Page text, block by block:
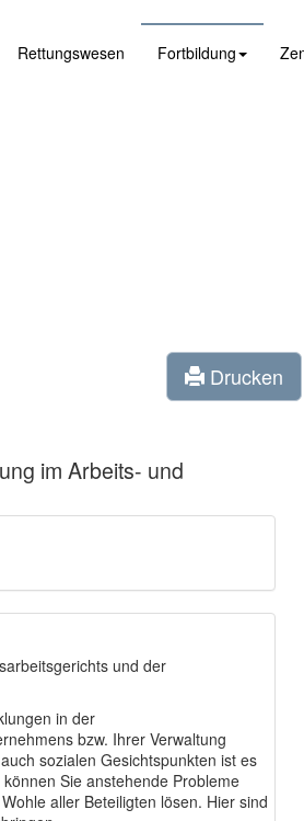
Rettungswesen Fortbildung
Drucken
im Arbeits- und
und der
in der
bzw. Ihrer Verwaltung
sozialen Gesichtspunkten ist es
Sie anstehende Probleme
aller Beteiligten lösen. Hier sind